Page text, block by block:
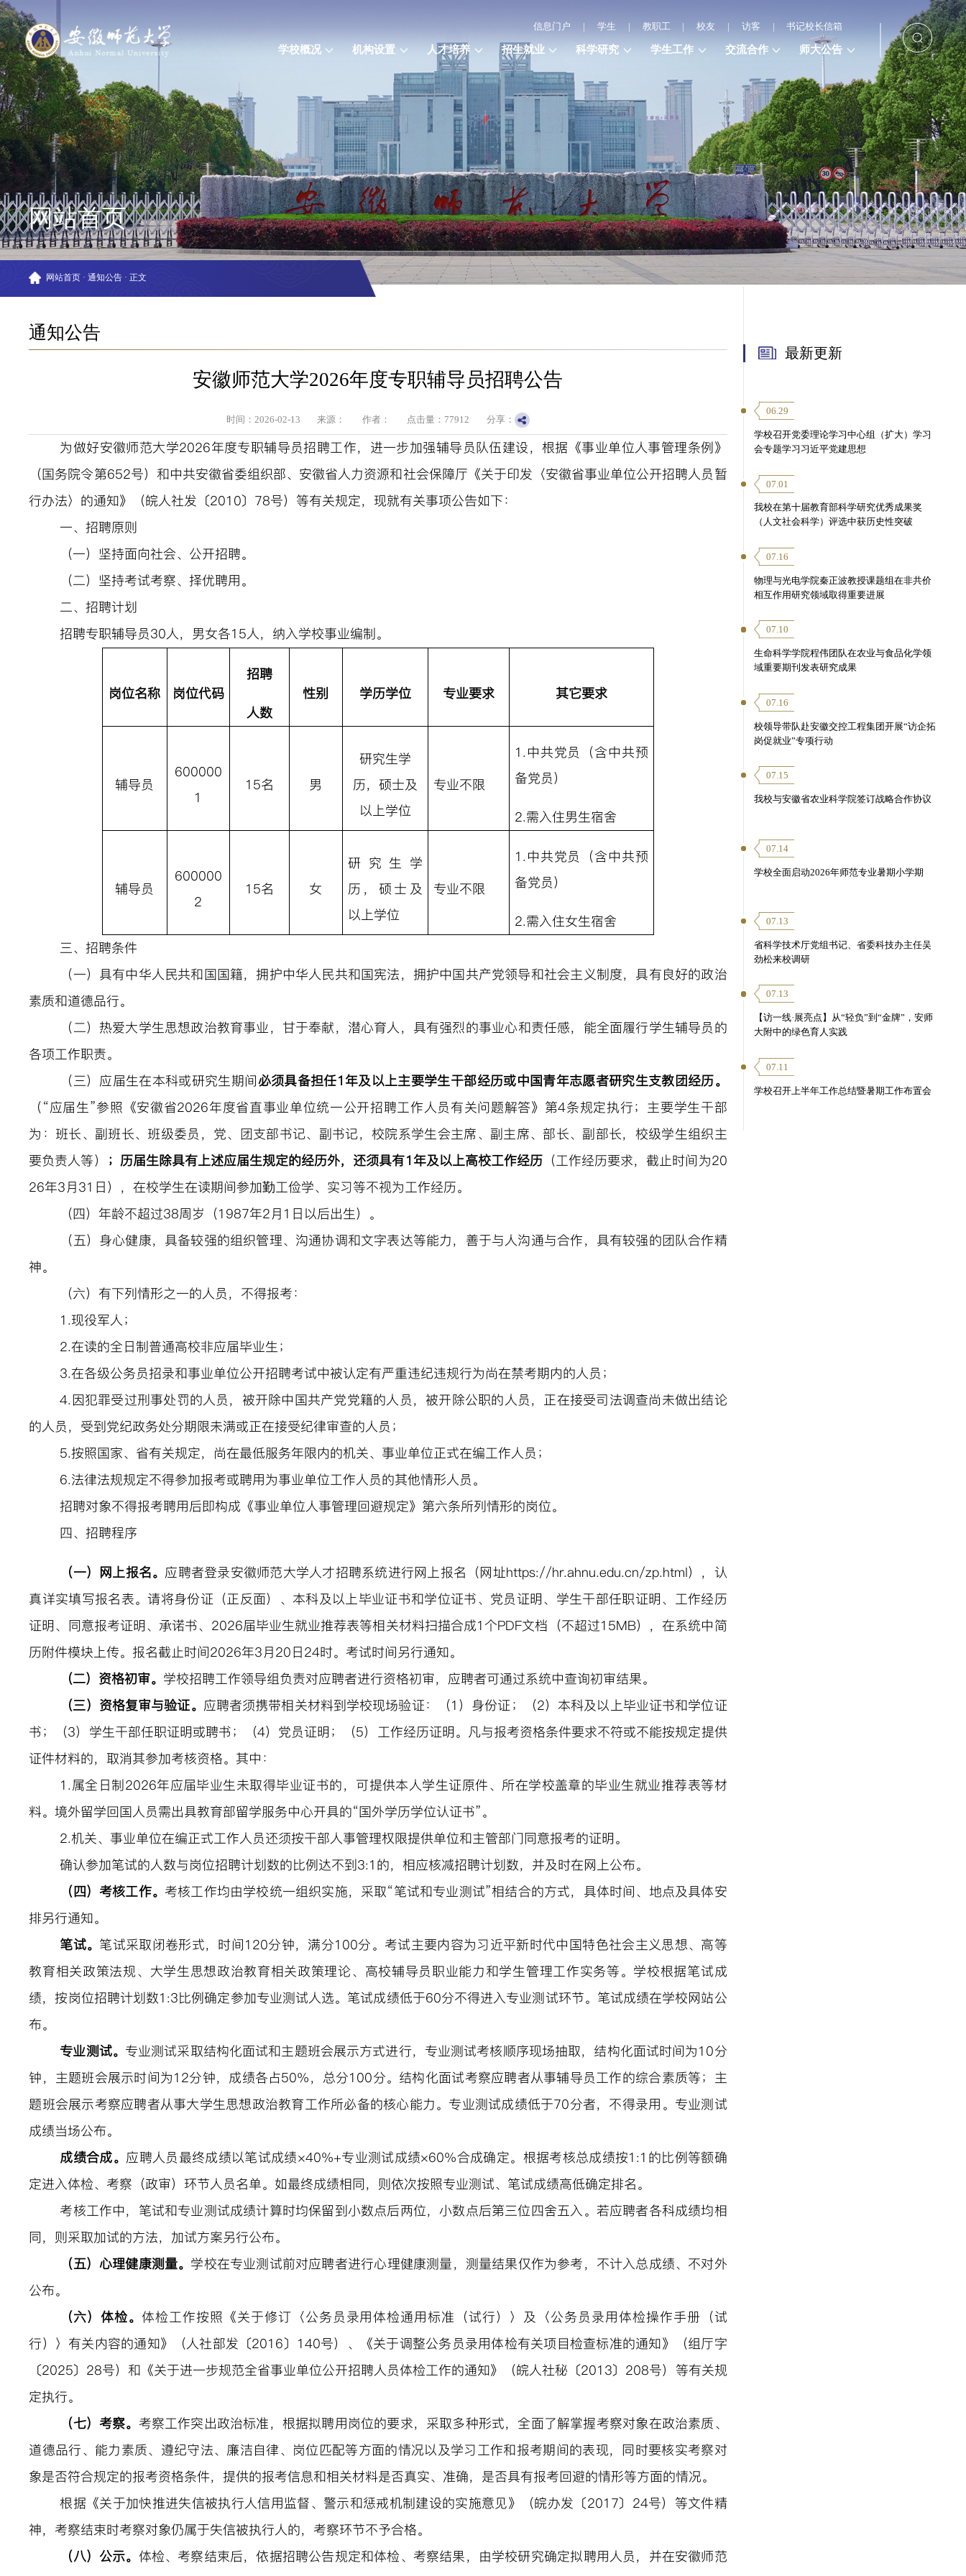
信息门户 | 学生 | 教职工 | 校友 | 访客 | 书记校长信箱
学校概况 机构设置 人才培养 招生就业 科学研究 学生工作 交流合作 师大公告
网站首页
网站首页 · 通知公告 · 正文
通知公告
安徽师范大学2026年度专职辅导员招聘公告
时间：2026-02-13 来源： 作者： 点击量： 77912 分享：
为做好安徽师范大学2026年度专职辅导员招聘工作，进一步加强辅导员队伍建设，根据《事业单位人事管理条例》
（国务院令第652号）和中共安徽省委组织部、安徽省人力资源和社会保障厅《关于印发〈安徽省事业单位公开招聘人员暂
行办法〉的通知》（皖人社发〔2010〕78号）等有关规定，现就有关事项公告如下：
一、招聘原则
（一）坚持面向社会、公开招聘。
（二）坚持考试考察、择优聘用。
二、招聘计划
招聘专职辅导员30人 ， 男女各15人，纳入学校事业编制。
岗位名称 岗位代码
招聘
人数
性别 学历学位 专业要求 其它要求
辅导员
600000
1
15名 男
研究生学
历，硕士及
以上学位
专业不限
1.中共党员（含中共预
备党员）
2.需入住男生宿舍
辅导员
600000
2
15名 女
研究生学
历，硕士及
以上学位
专业不限
1.中共党员（含中共预
备党员）
2.需入住女生宿舍
三、招聘条件
（一）具有中华人民共和国国籍，拥护中华人民共和国宪法，拥护中国共产党领导和社会主义制度，具有良好的政治
素质和道德品行。
（二） 热爱大学生思想政治教育事业，甘于奉献，潜心育人，具有强烈的事业心和责任感，能全面履行学生辅导员的
各项工作职责。
（三） 应届生在本科或研究生期间必须具备担任1 年及以上主要学生干部经历或中国青年志愿者研究生支教团经历。
（“应届生”参照《安徽省2026年度省直事业单位统一公开招聘工作人员有关问题解答》第4条规定执行；主要学生干部
为：班长、副班长、班级委员，党、团支部书记、副书记，校院系学生会主席、副主席、部长、副部长，校级学生组织主
要负责人等）
； 历届生除具有上述应届生规定的经历外，还须具有1 年及以上高校工作经历 （工作经历要求， 截止时间为20
26年3月31日），在校学生在读期间参加勤工俭学、实习等不视为工作经历。
（四） 年龄不超过38周岁（1987年2月 1 日以后出生）。
（五）身心健康，具备较强的组织管理、沟通协调和文字表达等能力，善于与人沟通与合作，具有较强的团队合作精
神。
（六）有下列情形之一的人员，不得报考：
1.现役军人；
2.在读的全日制普通高校非应届毕业生；
3.在各级公务员招录和事业单位公开招聘考试中被认定有严重违纪违规行为尚在禁考期内的人员；
4.因犯罪受过刑事处罚的人员，被开除中国共产党党籍的人员，被开除公职的人员，正在接受司法调查尚未做出结论
的人员，受到党纪政务处分期限未满或正在接受纪律审查的人员；
5.按照国家、省有关规定，尚在最低服务年限内的机关、事业单位正式在编工作人员；
6.法律法规规定不得参加报考或聘用为事业单位工作人员的其他情形人员。
招聘对象不得报考聘用后即构成《事业单位人事管理回避规定》第六条所列情形的岗位。
四、招聘程序
（一）网上报名。 应聘者登录安徽师范大学人才招聘系统进行网上报名（网址https://hr.ahnu.edu.cn/zp.html），认
真详实填写报名表。请将身份证（正反面）、本科及以上毕业证书和学位证书、党员证明、学生干部任职证明、工作经历
证明、同意报考证明、承诺书、 2026届毕业生就业推荐表等相关材料扫描合成1个PDF文档（不超过1 5MB），在系统中简
历附件模块上传。 报名截止时间2026年3月20日24时。考试时间另行通知。
（二）资格初审。 学校招聘工作领导组负责对应聘者进行资格初审， 应聘者可通过系统中查询初审结果。
（三）资格复审与验证。 应聘者须携带相关材料到学校现场验证：（1）身份证；（2）本科及以上毕业证书和学位证
书；（3）学生干部任职证明或聘书；（4）党员证明 ；（5） 工作经历证明。凡与报考资格条件要求不符或不能按规定提供
证件材料的，取消其参加考核资格。其中：
1.属全日制2026年应届毕业生未取得毕业证书的，可提供本人学生证原件、所在学校盖章的毕业生就业推荐表等材
料。境外留学回国人员需出具教育部留学服务中心开具的“国外学历学位认证书”。
2.机关、事业单位在编正式工作人员还须按干部人事管理权限提供单位和主管部门同意报考的证明。
确认参加笔试的人数与岗位招聘计划数的比例达不到3:1的，相应核减招聘计划数，并及时在网上公布。
（四）考核工作。 考核工作均由学校统一组织实施， 采取“笔试和专业测试”相结合的方式， 具体时间、地点及具体安
排另行通知。
笔试。 笔试采取闭卷形式， 时间120分钟，满分100分。考试主要内容为习近平新时代中国特色社会主义思想、高等
教育相关政策法规、大学生思想政治教育相关政策理论、高校辅导员职业能力和学生管理工作实务等。学校根据笔试成
绩，按岗位招聘计划数1 :3比例确定参加专业测试人选。笔试成绩低于60分不得进入专业测试环节。笔试成绩在学校网站公
布。
专业测试。 专业测试采取结构化面试和主题班会展示方式进行， 专业测试考核顺序现场抽取， 结构化面试时间为10分
钟， 主题班会展示时间为12分钟， 成绩各占50%， 总分100分。 结构化面试考察应聘者从事辅导员工作的综合素质等； 主
题班会展示考察应聘者从事大学生思想政治教育工作所必备的核心能力。 专业测试成绩低于70分者，不得录用。专业测试
成绩当场公布。
成绩合成。 应聘人员最终成绩以笔试成绩×40%+专业测试成绩×60%合成确定。根据考核总成绩按1:1的比例等额确
定进入体检、考察（政审）环节人员名单。如最终成绩相同，则依次按照专业测试、笔试成绩高低确定排名。
考核工作中，笔试和专业测试成绩计算时均保留到小数点后两位，小数点后第三位四舍五入。 若应聘者各科成绩均相
同，则采取加试的方法，加试方案另行公布。
（五） 心理健康测量。 学校在专业测试前对应聘者进行心理健康测量， 测量结果仅作为参考，不计入总成绩、不对外
公布。
（六）体检。体检工作按照《关于修订〈公务员录用体检通用标准（试行）〉及〈公务员录用体检操作手册（试
行）〉有关内容的通知》（人社部发〔2016〕140号）、《关于调整公务员录用体检有关项目检查标准的通知》（组厅字
〔2025〕28号）和《关于进一步规范全省事业单位公开招聘人员体检工作的通知》（皖人社秘〔2013〕208号）等有关规
定执行。
（七）考察。 考察工作突出政治标准，根据拟聘用岗位的要求，采取多种形式，全面了解掌握考察对象在政治素质、
道德品行、能力素质、遵纪守法、廉洁自律、岗位匹配等方面的情况以及学习工作和报考期间的表现，同时要核实考察对
象是否符合规定的报考资格条件，提供的报考信息和相关材料是否真实、准确，是否具有报考回避的情形等方面的情况。
根据《关于加快推进失信被执行人信用监督、警示和惩戒机制建设的实施意见》（皖办发〔2017〕24号）等文件精
神，考察结束时考察对象仍属于失信被执行人的，考察环节不予合格。
（八）公示。 体检、考察结束后，依据招聘公告规定和体检、考察结果，由学校研究确定拟聘用 人员，并在安徽师范
最新更新
06.29
学校召开党委理论学习中心组（扩大）学习
会专题学习习近平党建思想
07.01
我校在第十届教育部科学研究优秀成果奖
（人文社会科学）评选中获历史性突破
07.16
物理与光电学院秦正波教授课题组在非共价
相互作用研究领域取得重要进展
07.10
生命科学学院程伟团队在农业与食品化学领
域重要期刊发表研究成果
07.16
校领导带队赴安徽交控工程集团开展“访企拓
岗促就业”专项行动
07.15
我校与安徽省农业科学院签订战略合作协议
07.14
学校全面启动2026年师范专业暑期小学期
07.13
省科学技术厅党组书记、省委科技办主任吴
劲松来校调研
07.13
【访一线·展亮点】从“轻负”到“金牌”，安师
大附中的绿色育人实践
07.11
学校召开上半年工作总结暨暑期工作布置会